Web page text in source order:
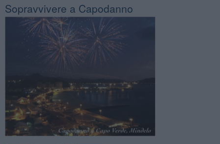
Sopravvivere a Capodanno